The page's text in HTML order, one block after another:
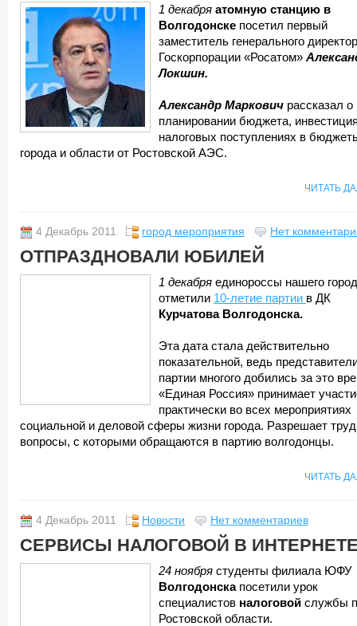
1 декабря атомную станцию в
Волгодонске посетил первый
заместитель генерального
Госкорпорации «Росатом»
Локшин.
Александр Маркович рассказал о
планировании бюджета,
налоговых поступлениях в
города и области от Ростовской АЭС.
ЧИТАТЬ
4 Декабрь 2011 город мероприятия Нет
ОТПРАЗДНОВАЛИ ЮБИЛЕЙ
1 декабря единороссы нашего
отметили 10-летие партии в ДК
Курчатова Волгодонска.
Эта дата стала действительно
показательной, ведь
партии многого добились за это
«Единая Россия» принимает
практически во всех мероприятиях
социальной и деловой сферы жизни города. Разрешает
вопросы, с которыми обращаются в партию волгодонцы.
ЧИТАТЬ
4 Декабрь 2011 Новости Нет комментариев
СЕРВИСЫ НАЛОГОВОЙ В
24 ноября студенты филиала ЮФУ
Волгодонскапосетили урок
специалистов налоговой службы
Ростовской области.